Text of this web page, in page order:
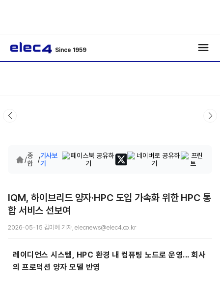
Since 1959
/종
합
/기사보
기
IQM, 하이브리드 양자·HPC 도입 가속화 위한 HPC 통
합 서비스 선보여
2026-05-15 김미혜 기자, elecnews@elec4.co.kr
레이디언스 시스템, HPC 환경 내 컴퓨팅 노드로 운영... 회사
의 프로덕션 양자 모델 반영